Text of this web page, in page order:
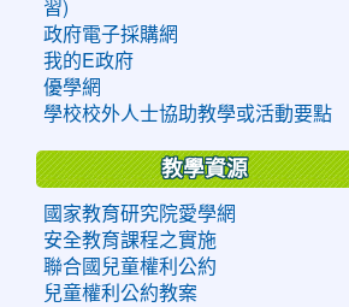
習)
政府電子採購網
我的E政府
優學網
學校校外人士協助教學或活動要點
教學資源
國家教育研究院愛學網
安全教育課程之實施
聯合國兒童權利公約
兒童權利公約教案